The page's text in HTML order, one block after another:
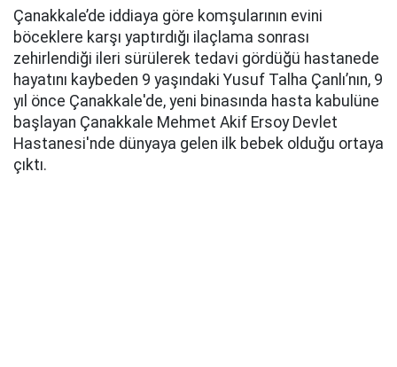
Çanakkale’de iddiaya göre komşularının evini
böceklere karşı yaptırdığı ilaçlama sonrası
zehirlendiği ileri sürülerek tedavi gördüğü hastanede
hayatını kaybeden 9 yaşındaki Yusuf Talha Çanlı’nın, 9
yıl önce Çanakkale'de, yeni binasında hasta kabulüne
başlayan Çanakkale Mehmet Akif Ersoy Devlet
Hastanesi'nde dünyaya gelen ilk bebek olduğu ortaya
çıktı.